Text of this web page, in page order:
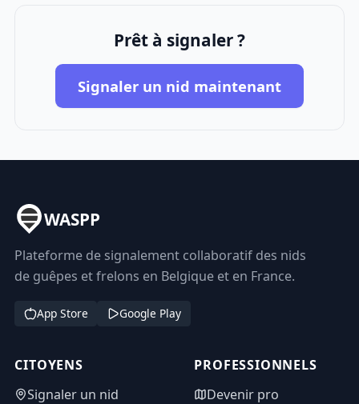
Prêt à signaler ?
Signaler un nid maintenant
WASPP
Plateforme de signalement collaboratif des nids
de guêpes et frelons en Belgique et en France.
App Store Google Play
CITOYENS
Signaler un nid
PROFESSIONNELS
Devenir pro